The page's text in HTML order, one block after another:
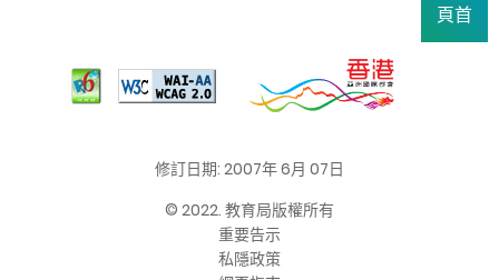
頁首
修訂日期: 2007年 6月 07日
© 2022. 教育局版權所有
重要告示
私隱政策